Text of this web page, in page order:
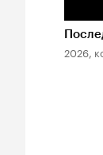
2026,